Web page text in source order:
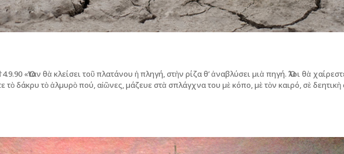
«Ὅταν θὰ κλείσει τοῦ πλατάνου ἡ πληγή, στὴν ρίζα θ’ ἀναβλύσει μιὰ πηγή. Ὅλοι θὰ
τὸ δάκρυ τὸ ἁλμυρὸ πού, αἰῶνες, μάζευε στὰ σπλάγχνα του μὲ κόπο, μὲ τὸν καιρό, σὲ δεητικὴ